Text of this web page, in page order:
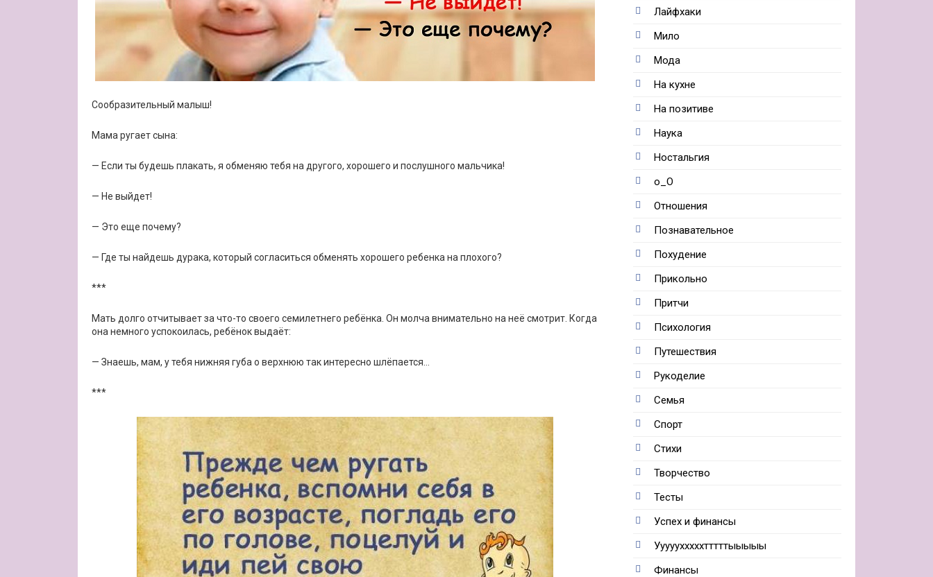
Сообразительный малыш!
Мама ругает сына:
— Если ты будешь плакать, я обменяю тебя на другого, хорошего и послушного мальчика!
— Не выйдет!
— Это еще почему?
— Где ты найдешь дурака, который согласиться обменять хорошего ребенка на плохого?
***
Мать долго отчитывает за что-то своего семилетнего ребёнка. Он молча внимательно на неё смотрит. Когда
она немного успокоилась, ребёнок выдаёт:
— Знаешь, мам, у тебя нижняя губа о верхнюю так интересно шлёпается…
***
Лайфхаки
Мило
Мода
На кухне
На позитиве
Наука
Ностальгия
о_О
Отношения
Познавательное
Похудение
Прикольно
Притчи
Психология
Путешествия
Рукоделие
Семья
Спорт
Стихи
Творчество
Тесты
Успех и финансы
Ууууухххххтттттыыыыы
Финансы